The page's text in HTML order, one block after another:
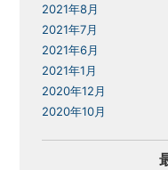
2021年8月
2021年7月
2021年6月
2021年1月
2020年12月
2020年10月